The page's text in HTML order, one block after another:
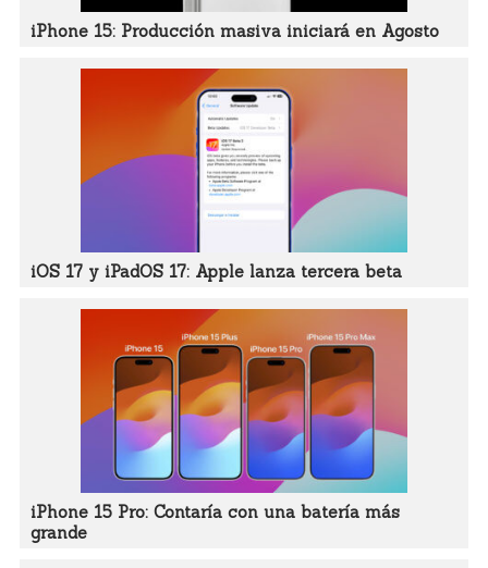
iPhone 15: Producción masiva iniciará en Agosto
iOS 17 y iPadOS 17: Apple lanza tercera beta
iPhone 15 Pro: Contaría con una batería más
grande